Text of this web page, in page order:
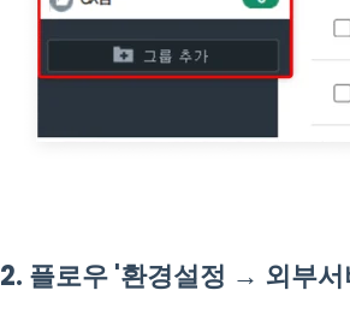
2. 플로우 '환경설정 → 외부